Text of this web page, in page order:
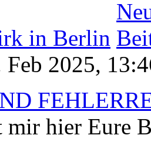
in Berlin
2025,
hier Eure